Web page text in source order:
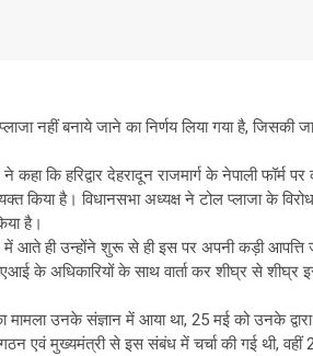
प्लाजा नहीं बनाये जाने का निर्णय लिया गया है, जिसकी
कि हरिद्वार देहरादून राजमार्ग के नेपाली फॉर्म पर
किया है। विधानसभा अध्यक्ष ने टोल प्लाजा के
है।
में आते ही उन्होंने शुरू से ही इस पर अपनी कड़ी
के अधिकारियों के साथ वार्ता कर शीघ्र से शीघ्र
मामला उनके संज्ञान में आया था, 25 मई को उनके
एवं मुख्यमंत्री से इस संबंध में चर्चा की गई थी, वहीं